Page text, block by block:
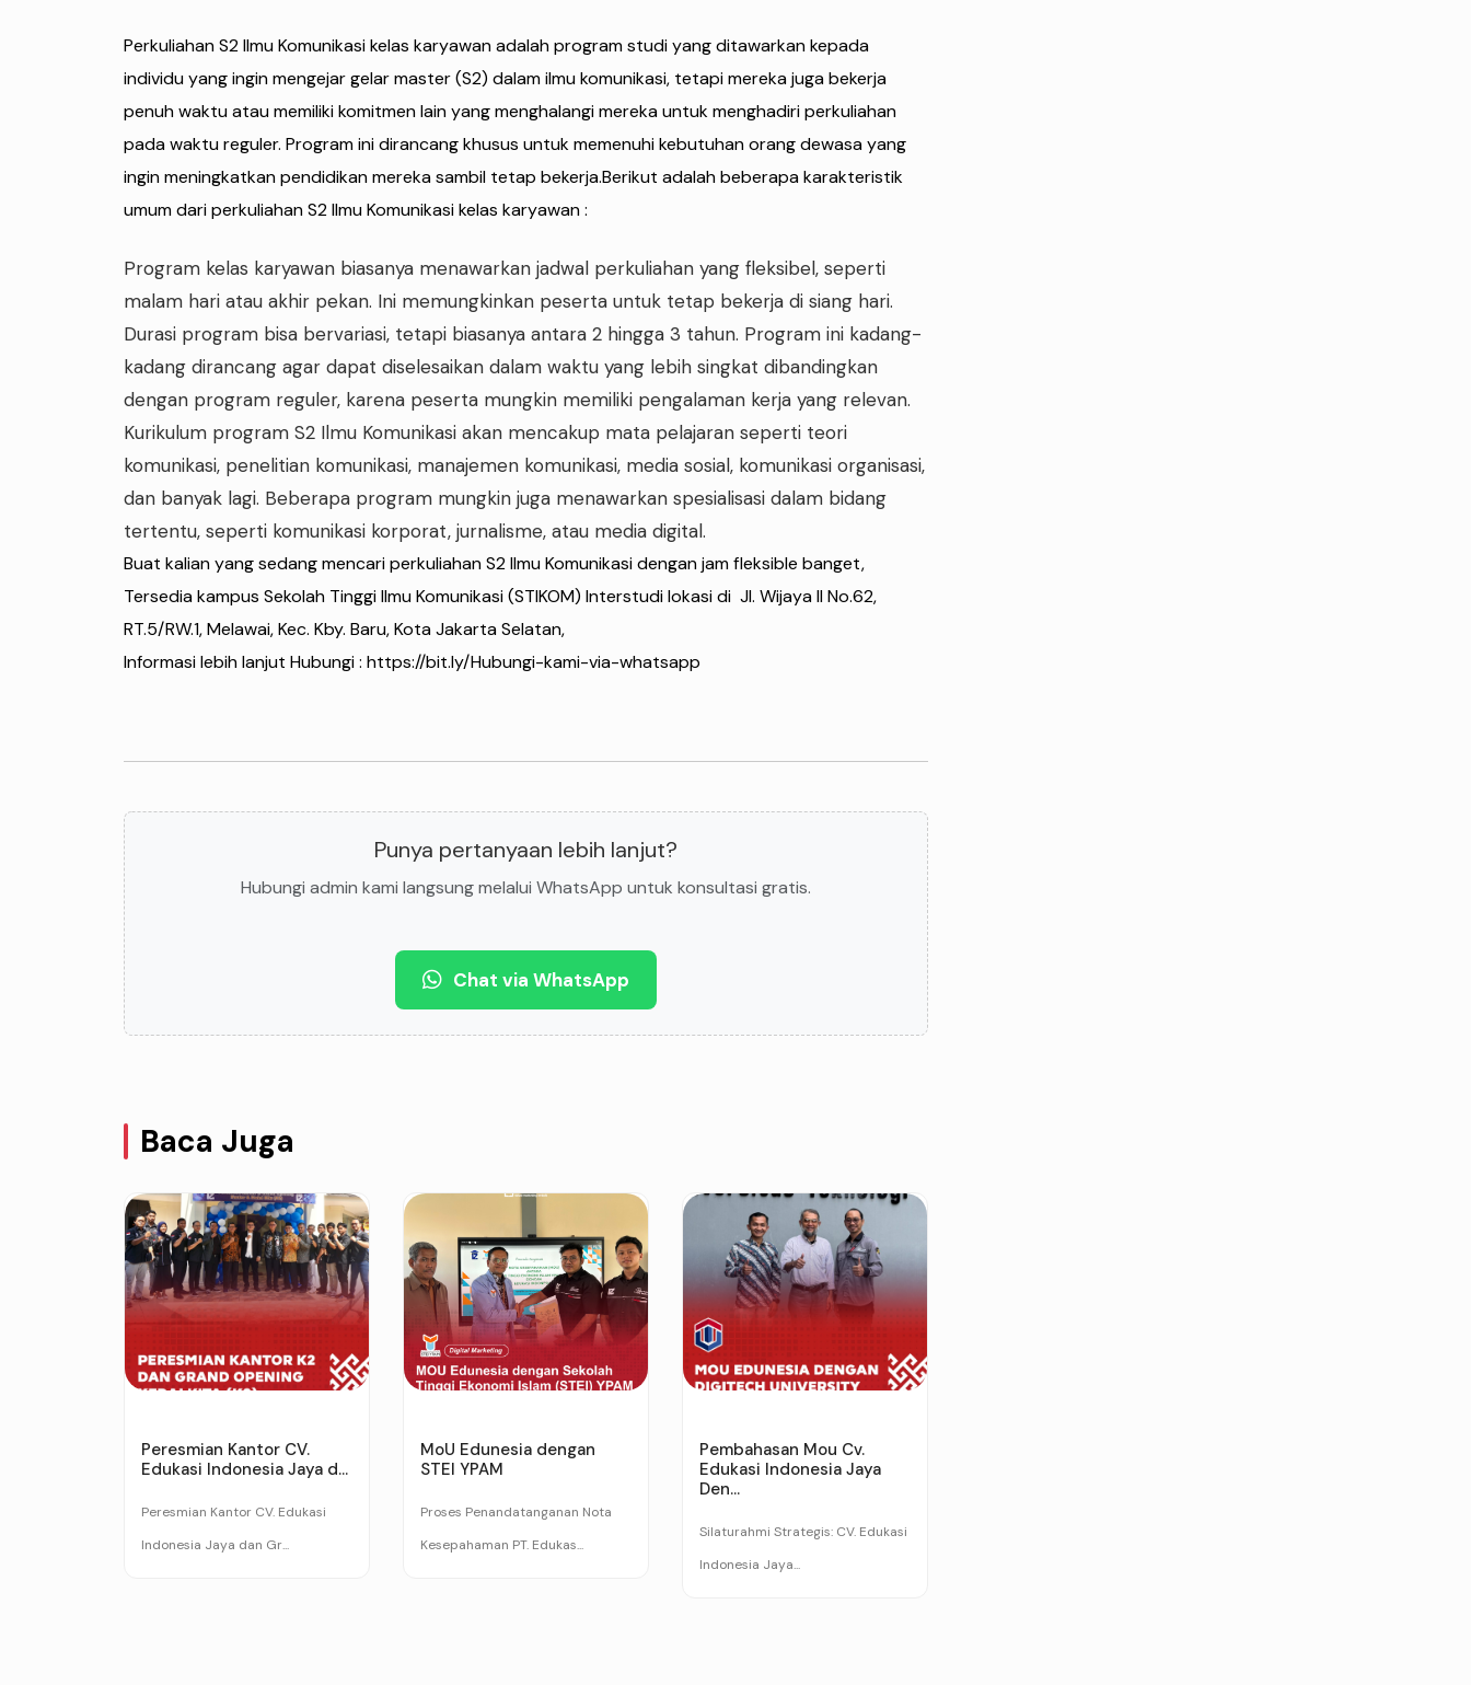
Perkuliahan S2 Ilmu Komunikasi kelas karyawan adalah program studi yang ditawarkan kepada
individu yang ingin mengejar gelar master (S2) dalam ilmu komunikasi, tetapi mereka juga bekerja
penuh waktu atau memiliki komitmen lain yang menghalangi mereka untuk menghadiri perkuliahan
pada waktu reguler. Program ini dirancang khusus untuk memenuhi kebutuhan orang dewasa yang
ingin meningkatkan pendidikan mereka sambil tetap bekerja.Berikut adalah beberapa karakteristik
umum dari perkuliahan S2 Ilmu Komunikasi kelas karyawan :
Program kelas karyawan biasanya menawarkan jadwal perkuliahan yang fleksibel, seperti
malam hari atau akhir pekan. Ini memungkinkan peserta untuk tetap bekerja di siang hari.
Durasi program bisa bervariasi, tetapi biasanya antara 2 hingga 3 tahun. Program ini kadang-
kadang dirancang agar dapat diselesaikan dalam waktu yang lebih singkat dibandingkan
dengan program reguler, karena peserta mungkin memiliki pengalaman kerja yang relevan.
Kurikulum program S2 Ilmu Komunikasi akan mencakup mata pelajaran seperti teori
komunikasi, penelitian komunikasi, manajemen komunikasi, media sosial, komunikasi organisasi,
dan banyak lagi. Beberapa program mungkin juga menawarkan spesialisasi dalam bidang
tertentu, seperti komunikasi korporat, jurnalisme, atau media digital.
Buat kalian yang sedang mencari perkuliahan S2 Ilmu Komunikasi dengan jam fleksible banget,
Tersedia kampus Sekolah Tinggi Ilmu Komunikasi (STIKOM) Interstudi lokasi di Jl. Wijaya II No.62,
RT.5/RW.1, Melawai, Kec. Kby. Baru, Kota Jakarta Selatan,
Informasi lebih lanjut Hubungi :https://bit.ly/Hubungi-kami-via-whatsapp
Punya pertanyaan lebih lanjut?
Hubungi admin kami langsung melalui WhatsApp untuk konsultasi gratis.
Chat via WhatsApp
Baca Juga
Peresmian Kantor CV.
Edukasi Indonesia Jaya d...
Peresmian Kantor CV. Edukasi
Indonesia Jaya dan Gr...
MoU Edunesia dengan
STEI YPAM
Proses Penandatanganan Nota
Kesepahaman PT. Edukas...
Pembahasan Mou Cv.
Edukasi Indonesia Jaya
Den...
Silaturahmi Strategis: CV. Edukasi
Indonesia Jaya...